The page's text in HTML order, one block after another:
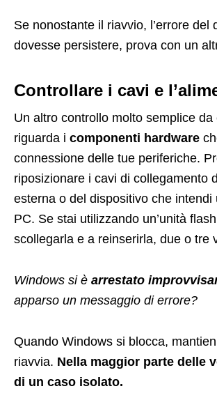
Se nonostante il riavvio, l’errore del
dovesse persistere, prova con un
Controllare i cavi e
Un altro controllo molto semplice da
riguarda i componenti hardware
connessione delle tue periferiche.
riposizionare i cavi di collegamento
esterna o del dispositivo che intendi
PC. Se stai utilizzando un’unità
scollegarla e a reinserirla, due o tre
Windows si è arrestato
apparso un messaggio di errore?
Quando Windows si blocca,
riavvia. Nella maggior parte delle
di un caso isolato.